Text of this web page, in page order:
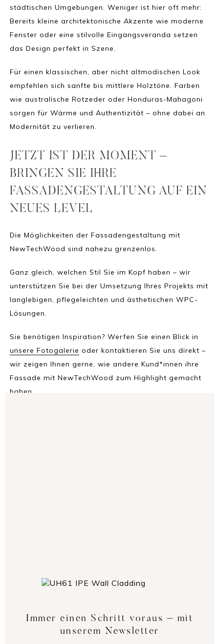
städtischen Umgebungen. Weniger ist hier oft mehr:
Bereits kleine architektonische Akzente wie moderne
Fenster oder eine stilvolle Eingangsveranda setzen
das Design perfekt in Szene.
Für einen klassischen, aber nicht altmodischen Look
empfehlen sich sanfte bis mittlere Holztöne. Farben
wie australische Rotzeder oder Honduras-Mahagoni
sorgen für Wärme und Authentizität – ohne dabei an
Modernität zu verlieren.
JETZT IST DER MOMENT –
BRINGEN SIE IHRE
FASSADENGESTALTUNG AUF EIN
NEUES LEVEL
Die Möglichkeiten der Fassadengestaltung mit
NewTechWood sind nahezu grenzenlos.
Ganz gleich, welchen Stil Sie im Kopf haben – wir
unterstützen Sie bei der Umsetzung Ihres Projekts mit
langlebigen, pflegeleichten und ästhetischen WPC-
Lösungen.
Sie benötigen Inspiration? Werfen Sie einen Blick in
unsere Fotogalerie oder kontaktieren Sie uns direkt –
wir zeigen Ihnen gerne, wie andere Kund*innen ihre
Fassade mit NewTechWood zum Highlight gemacht
haben.
Immer einen Schritt voraus – mit
unserem Newsletter